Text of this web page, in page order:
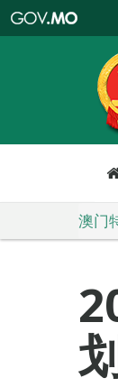
特
政
区
政
口
澳门